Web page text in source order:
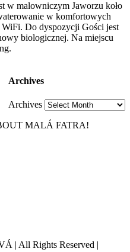
w malowniczym Jaworzu koło
w komfortowych
WiFi. Do dyspozycji Gości jest
biologicznej. Na miejscu
Archives
Archives
MALÁ FATRA!
| All Rights Reserved |